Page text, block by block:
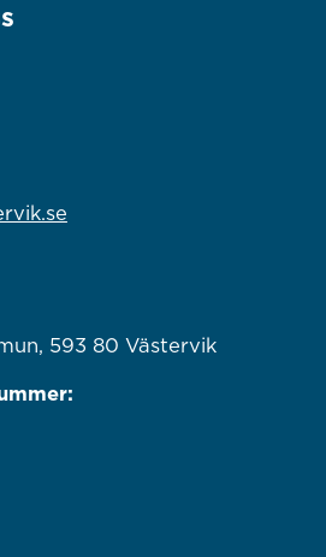
593 80 Västervik